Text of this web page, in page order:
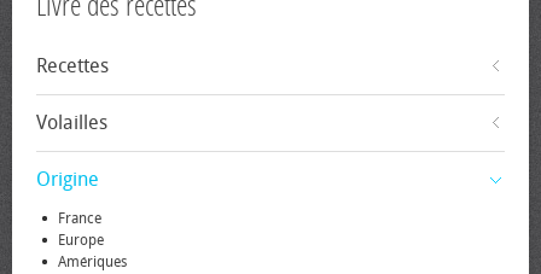
Recettes
Volailles
Origine
France
Europe
Amériques